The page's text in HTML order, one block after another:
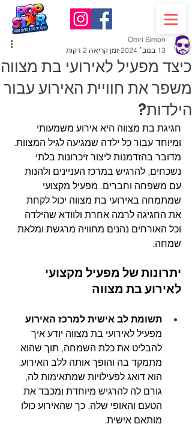
כיצד מפעיל לאירועי בת מצווה
משפר את חוויית האירוע עבור
הילדות?
Omri Simon
13 בנוב׳ 2024
זמן קריאה 2 דקות
חגיגת בת מצווה היא אירוע משמעותי
ומיוחד עבור כל ילדה שמגיעה לגיל המצוות.
מדובר בהזדמנות ליצור זיכרונות בלתי
נשכחים, להרגיש במרכז העניינים ולהנות
עם משפחה וחברים. מפעיל מקצועי
שמתמחה באירועי בת מצווה יכול לקחת
את החגיגה לרמה אחרת ולוודא שהילדה
וכל האורחים נהנים מחוויה מרגשת ומלאת
שמחה.
יתרונות של מפעיל מקצועי
לאירוע בת מצווה
תשומת לב אישית למרכז האירוע
מפעיל לאירועי בת מצווה יודע איך
להבליט את כלת השמחה, תוך שהוא
מתמקד בה והופך אותה ללב האירוע.
הוא דואג לפעילויות שמתאימות לה,
גורם לה להרגיש מיוחדת ומכבד את
הטעם והאופי שלה, כך שהאירוע כולו
מותאם אישית.